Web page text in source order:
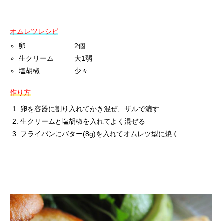
オムレツレシピ
卵 2個
生クリーム 大1弱
塩胡椒 少々
作り方
卵を容器に割り入れてかき混ぜ、ザルで漉す
生クリームと塩胡椒を入れてよく混ぜる
フライパンにバター(8g)を入れてオムレツ型に焼く